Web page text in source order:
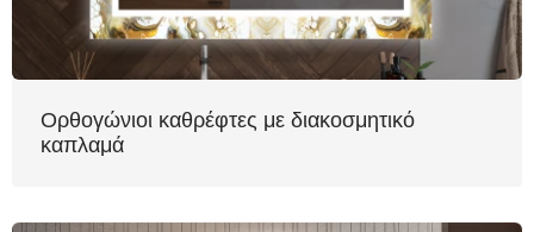
Ορθογώνιοι καθρέφτες με διακοσμητικό
καπλαμά